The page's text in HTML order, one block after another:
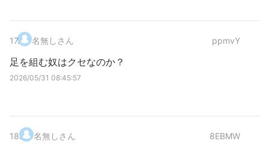
17. 名無しさん ppmvY
足を組む奴はクセなのか？
2026/05/31 08:45:57
18. 名無しさん 8EBMW